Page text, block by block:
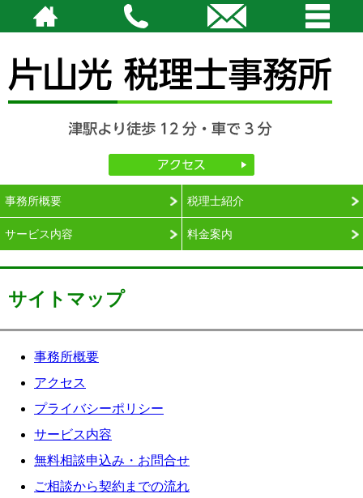
片山光税理士事務所｜三重県津市の税理士
津駅より徒歩12分・車で3分
ご契約までの流れ
相談のご予約：059-229-4770（平日 9：00 ～ 18：00）
完全予約。相談は時間外・土日祝日も対応可能です。
メールでの相談申込み（24 時間受付）
事務所概要 税理士紹介
サービス内容 料金案内
サイトマップ
事務所概要
アクセス
プライバシーポリシー
サービス内容
無料相談申込み・お問合せ
ご相談から契約までの流れ